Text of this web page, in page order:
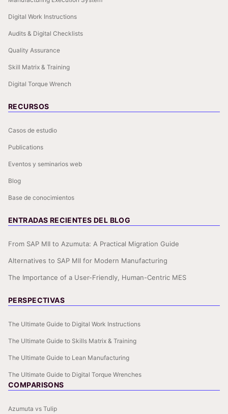
Digital Work Instructions
Audits & Digital Checklists
Quality Assurance
Skill Matrix & Training
Digital Torque Wrench
RECURSOS
Casos de estudio
Publications
Eventos y seminarios web
Blog
Base de conocimientos
ENTRADAS RECIENTES DEL BLOG
From SAP MII to Azumuta: A Practical Migration Guide
Alternatives to SAP MII for Modern Manufacturing
The Importance of a User-Friendly, Human-Centric MES
PERSPECTIVAS
The Ultimate Guide to Digital Work Instructions
The Ultimate Guide to Skills Matrix & Training
The Ultimate Guide to Lean Manufacturing
The Ultimate Guide to Digital Torque Wrenches
COMPARISONS
Azumuta vs Tulip